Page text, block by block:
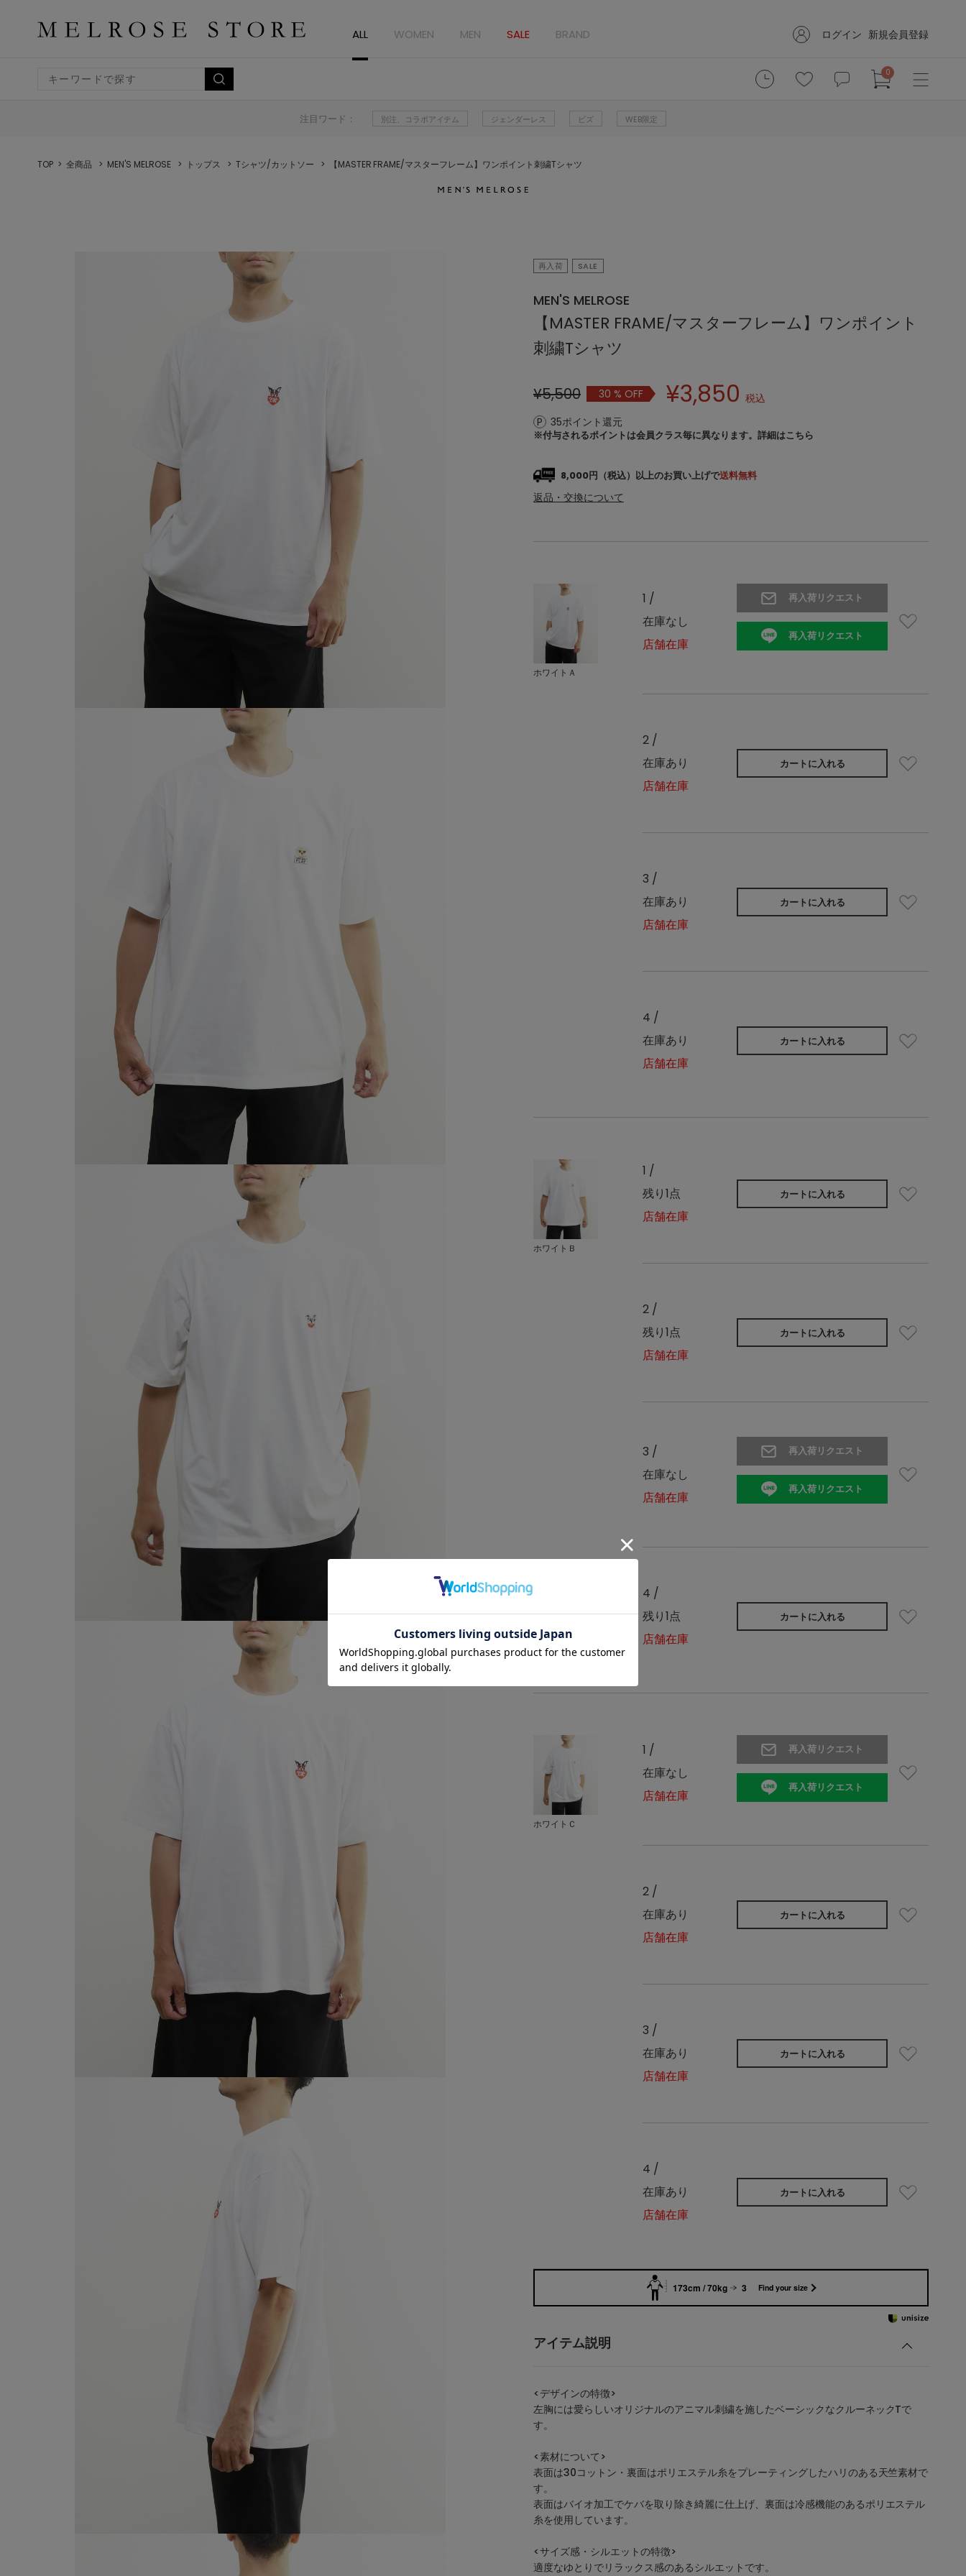
ALL WOMEN MEN SALE BRAND ログイン 新規会員登録
0
注目ワード： 別注、コラボアイテム ジェンダーレス ビズ WEB限定
TOP 全商品 MEN'S MELROSE トップス Tシャツ/カットソー 【MASTER FRAME/マスターフレーム】ワンポイント刺繍Tシャツ
再入荷 SALE
MEN'S MELROSE
【MASTER FRAME/マスターフレーム】ワンポイント
刺繍Tシャツ
¥5,500 30 % OFF ¥3,850 税込
35ポイント還元
※付与されるポイントは会員クラス毎に異なります。 詳細はこちら
8,000円（税込）以上のお買い上げで送料無料
返品・交換について
ホワイトＡ
1 /
在庫なし
店舗在庫
再入荷リクエスト
再入荷リクエスト
2 /
在庫あり
店舗在庫
カートに入れる
3 /
在庫あり
店舗在庫
カートに入れる
4 /
在庫あり
店舗在庫
カートに入れる
ホワイトＢ
1 /
残り1点
店舗在庫
カートに入れる
2 /
残り1点
店舗在庫
カートに入れる
3 /
在庫なし
店舗在庫
再入荷リクエスト
再入荷リクエスト
4 /
残り1点
店舗在庫
カートに入れる
ホワイトＣ
1 /
在庫なし
店舗在庫
再入荷リクエスト
再入荷リクエスト
2 /
在庫あり
店舗在庫
カートに入れる
3 /
在庫あり
店舗在庫
カートに入れる
4 /
在庫あり
店舗在庫
カートに入れる
173cm / 70kg 3 Find your size
アイテム説明
<デザインの特徴>
左胸には愛らしいオリジナルのアニマル刺繍を施したベーシックなクルーネックTで
す。
<素材について>
表面は30コットン・裏面はポリエステル糸をプレーティングしたハリのある天竺素材で
す。
表面はバイオ加工でケバを取り除き綺麗に仕上げ、裏面は冷感機能のあるポリエステル
糸を使用しています。
<サイズ感・シルエットの特徴>
適度なゆとりでリラックス感のあるシルエットです。